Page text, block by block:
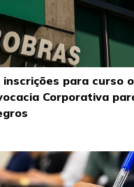
para curso
Corporativa